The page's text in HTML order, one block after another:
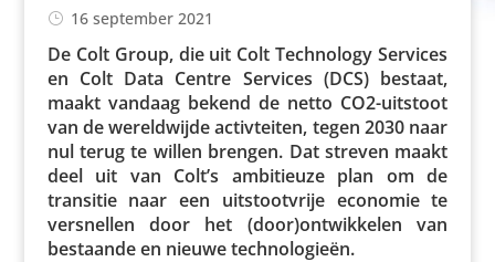
16 september 2021
De Colt Group, die uit Colt Tech­no­logy Services
en Colt Data Centre Services (DCS) bestaat,
maakt vandaag bekend de netto CO2-uitstoot
van de wereld­wijde acti­v­teiten, tegen 2030 naar
nul terug te willen brengen. Dat streven maakt
deel uit van Colt’s ambi­ti­euze plan om de
transitie naar een uitstoot­vrije economie te
versnellen door het (door)ontwikkelen van
bestaande en nieuwe technologieën.